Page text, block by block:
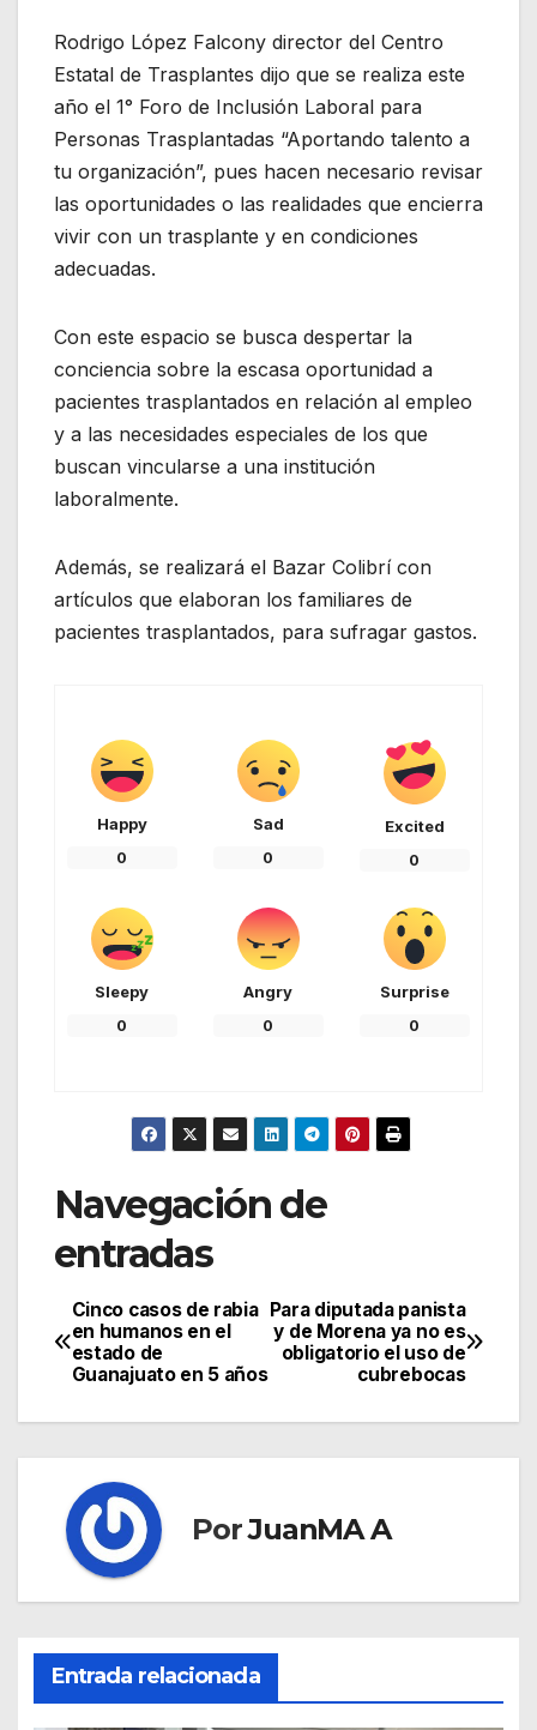
Rodrigo López Falcony director del Centro
Estatal de Trasplantes dijo que se realiza este
año el 1° Foro de Inclusión Laboral para
Personas Trasplantadas “Aportando talento a
tu organización”, pues hacen necesario revisar
las oportunidades o las realidades que encierra
vivir con un trasplante y en condiciones
adecuadas.
Con este espacio se busca despertar la
conciencia sobre la escasa oportunidad a
pacientes trasplantados en relación al empleo
y a las necesidades especiales de los que
buscan vincularse a una institución
laboralmente.
Además, se realizará el Bazar Colibrí con
artículos que elaboran los familiares de
pacientes trasplantados, para sufragar gastos.
Happy
0
Sad
0
Excited
0
Sleepy
0
Angry
0
Surprise
0
Navegación de
entradas
Para diputada panista
y de Morena ya no es
obligatorio el uso de
cubrebocas
Cinco casos de rabia
en humanos en el
estado de
Guanajuato en 5 años
PorJuanMA A
Entrada relacionada